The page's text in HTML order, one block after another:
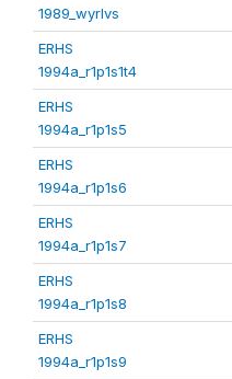
1989_wyrlvs
ERHS
1994a_r1p1s1t4
ERHS
1994a_r1p1s5
ERHS
1994a_r1p1s6
ERHS
1994a_r1p1s7
ERHS
1994a_r1p1s8
ERHS
1994a_r1p1s9